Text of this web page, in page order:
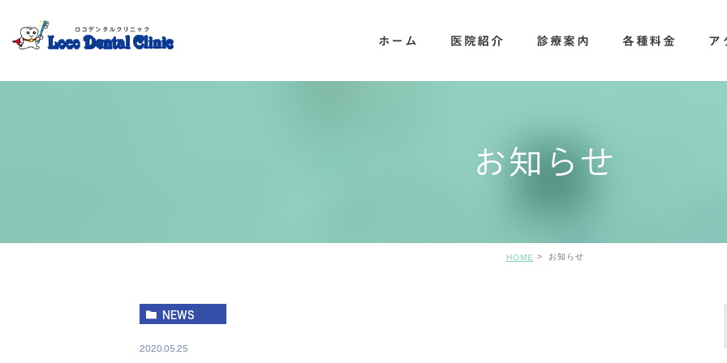
ホーム 医院紹介 診療案内
その他内容について
各種料金 ア
お知らせ
HOME お知らせ
NEWS
2020.05.25